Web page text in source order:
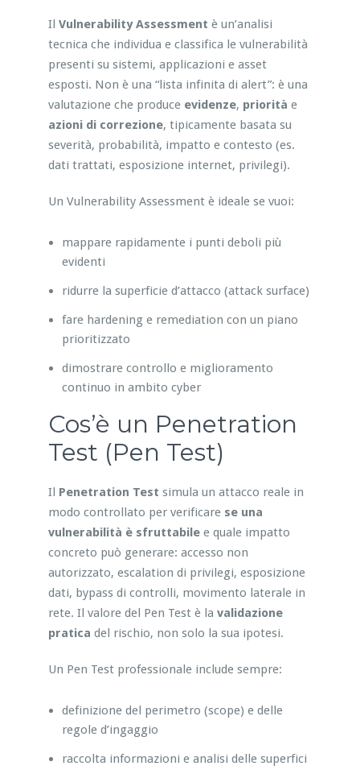
Il Vulnerability Assessment è un’analisi
tecnica che individua e classifica le vulnerabilità
presenti su sistemi, applicazioni e asset
esposti. Non è una “lista infinita di alert”: è una
valutazione che produce evidenze, priorità e
azioni di correzione, tipicamente basata su
severità, probabilità, impatto e contesto (es.
dati trattati, esposizione internet, privilegi).
Un Vulnerability Assessment è ideale se vuoi:
mappare rapidamente i punti deboli più
evidenti
ridurre la superficie d’attacco (attack surface)
fare hardening e remediation con un piano
prioritizzato
dimostrare controllo e miglioramento
continuo in ambito cyber
Cos’è un Penetration
Test (Pen Test)
Il Penetration Test simula un attacco reale in
modo controllato per verificare se una
vulnerabilità è sfruttabilee quale impatto
concreto può generare: accesso non
autorizzato, escalation di privilegi, esposizione
dati, bypass di controlli, movimento laterale in
rete. Il valore del Pen Test è la validazione
pratica del rischio, non solo la sua ipotesi.
Un Pen Test professionale include sempre:
definizione del perimetro (scope) e delle
regole d’ingaggio
raccolta informazioni e analisi delle superfici